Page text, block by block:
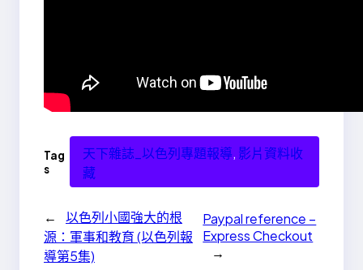
Tag
s
天下雜誌_以色列專題報導, 影片資料收
藏
←
以色列小國強大的根
源：軍事和教育 (以色列報
導第5集)
Paypal reference –
Express Checkout
→